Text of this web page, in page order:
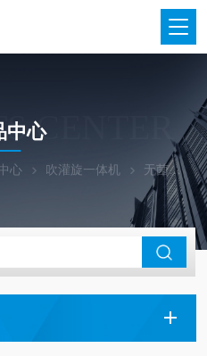
CENTER
中心
心 吹灌旋一体机 无菌吹灌旋一体机